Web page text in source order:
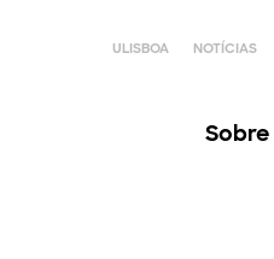
ULISBOA NOTÍCIAS
Sobre